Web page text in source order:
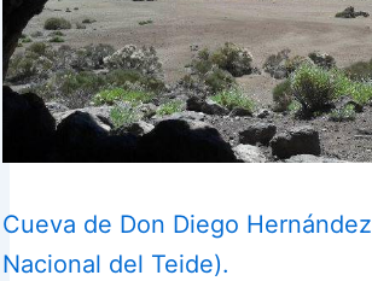
Cueva de Don Diego
Nacional del Teide).